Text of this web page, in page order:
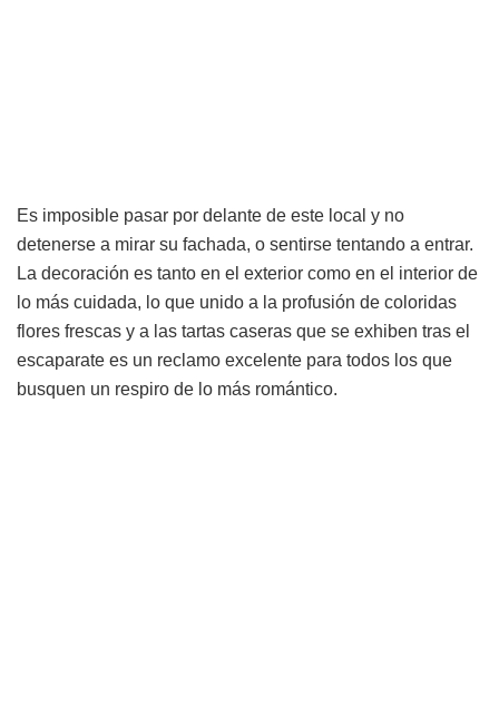
Es imposible pasar por delante de este local y no
detenerse a mirar su fachada, o sentirse tentando a entrar.
La decoración es tanto en el exterior como en el interior de
lo más cuidada, lo que unido a la profusión de coloridas
flores frescas y a las tartas caseras que se exhiben tras el
escaparate es un reclamo excelente para todos los que
busquen un respiro de lo más romántico.